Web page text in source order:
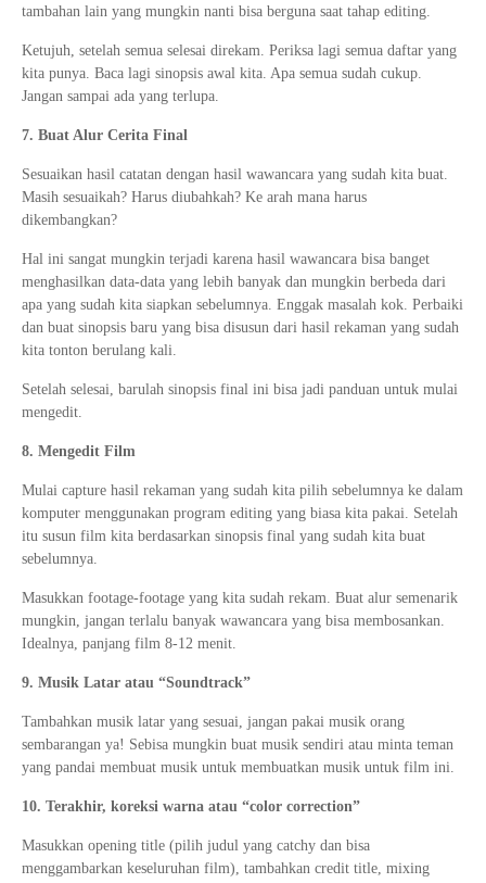
tambahan lain yang mungkin nanti bisa berguna saat tahap editing.
Ketujuh, setelah semua selesai direkam. Periksa lagi semua daftar yang
kita punya. Baca lagi sinopsis awal kita. Apa semua sudah cukup.
Jangan sampai ada yang terlupa.
7. Buat Alur Cerita Final
Sesuaikan hasil catatan dengan hasil wawancara yang sudah kita buat.
Masih sesuaikah? Harus diubahkah? Ke arah mana harus
dikembangkan?
Hal ini sangat mungkin terjadi karena hasil wawancara bisa banget
menghasilkan data-data yang lebih banyak dan mungkin berbeda dari
apa yang sudah kita siapkan sebelumnya. Enggak masalah kok. Perbaiki
dan buat sinopsis baru yang bisa disusun dari hasil rekaman yang sudah
kita tonton berulang kali.
Setelah selesai, barulah sinopsis final ini bisa jadi panduan untuk mulai
mengedit.
8. Mengedit Film
Mulai capture hasil rekaman yang sudah kita pilih sebelumnya ke dalam
komputer menggunakan program editing yang biasa kita pakai. Setelah
itu susun film kita berdasarkan sinopsis final yang sudah kita buat
sebelumnya.
Masukkan footage-footage yang kita sudah rekam. Buat alur semenarik
mungkin, jangan terlalu banyak wawancara yang bisa membosankan.
Idealnya, panjang film 8-12 menit.
9. Musik Latar atau “Soundtrack”
Tambahkan musik latar yang sesuai, jangan pakai musik orang
sembarangan ya! Sebisa mungkin buat musik sendiri atau minta teman
yang pandai membuat musik untuk membuatkan musik untuk film ini.
10. Terakhir, koreksi warna atau “color correction”
Masukkan opening title (pilih judul yang catchy dan bisa
menggambarkan keseluruhan film), tambahkan credit title, mixing